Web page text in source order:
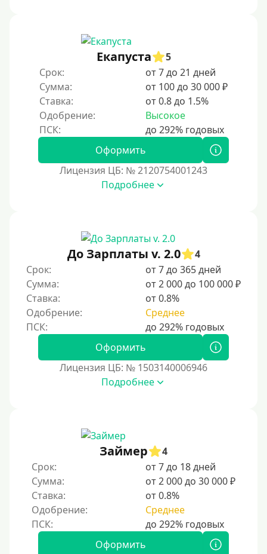
Под ПТС спецтехники
Под ПТС грузового автомобиля
Авто без ПТС
Цель
На Новый Год
Чтобы улучшить кредитную историю, важно
своевременно погашать долги, избегать просрочек и
регулярно проверять кредитный отчет. Также можно
воспользоваться кредитными картами с небольшим
Для закрытия прочих кредитных обязательств
До зарплаты
Для ИП
Для бизнеса
Документы
По водительскому удостоверению
Без СНИЛСа
По паспорту
Без паспорта
По фото
Екапуста
5
Срок:
от 7 до 21 дней
Сумма:
от 100 до 30 000 ₽
Ставка:
от 0.8 до 1.5%
Одобрение:
Высокое
Оформить
Лицензия ЦБ: № 2120754001243
Подробнее
До Зарплаты v. 2.0
4
Срок:
от 7 до 365 дней
Сумма:
от 2 000 до 100 000 ₽
Ставка:
от 0.8%
Одобрение:
Среднее
Оформить
Лицензия ЦБ: № 1503140006946
Подробнее
Займер
4
Срок:
от 7 до 18 дней
Сумма:
от 2 000 до 30 000 ₽
Ставка:
от 0.8%
Одобрение:
Среднее
Оформить